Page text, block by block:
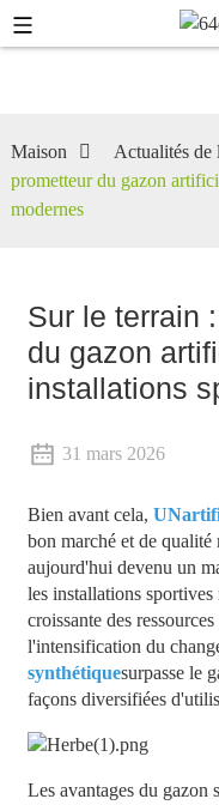
Maison Actualités de
prometteur du gazon
modernes
Sur le terrain
du gazon
installations
31 mars 2026
Bien avant cela, UN
bon marché et de qualité
aujourd'hui devenu un
les installations
croissante des
l'intensification du
synthétiquesurpasse le
façons diversifiées
Les avantages du gazon